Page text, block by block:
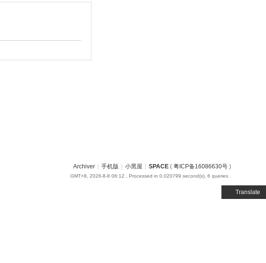
Translate
Archiver 手机版 小黑屋 SPACE ( 粤ICP备16086630号 )
GMT+8, 2026-8-8 06:12 , Processed in 0.020799 second(s), 6 queries .